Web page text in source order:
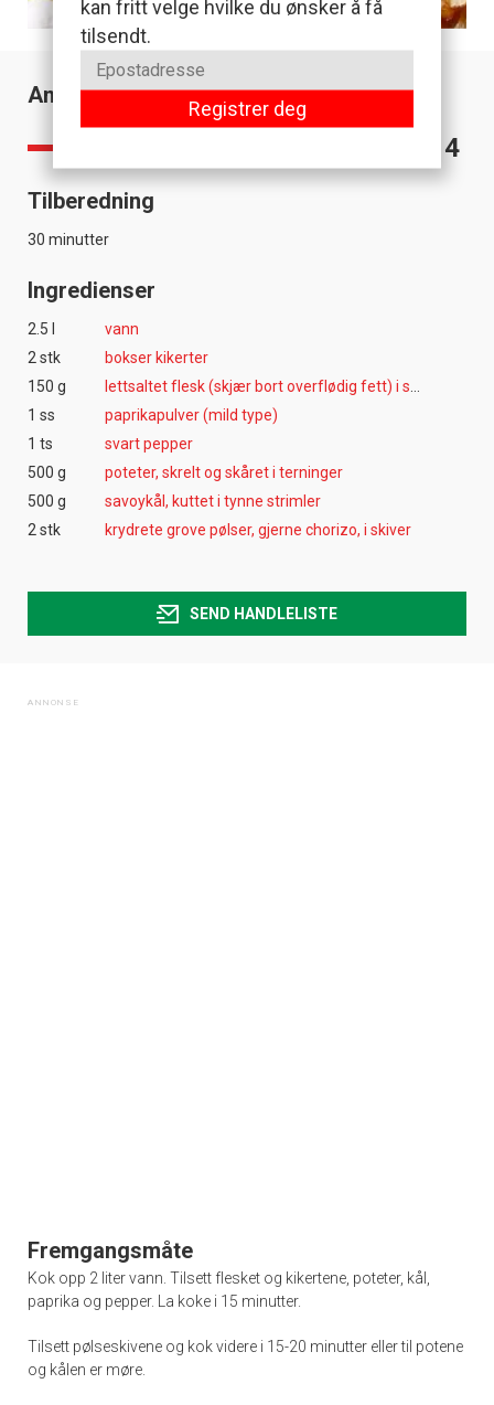
kan fritt velge hvilke du ønsker å få
tilsendt.
Registrer deg
Antall porsjoner
4
Tilberedning
30 minutter
Ingredienser
2.5 l
vann
2 stk
bokser kikerter
150 g
1 ss
paprikapulver (mild type)
1 ts
svart pepper
500 g
poteter, skrelt og skåret i terninger
500 g
savoykål, kuttet i tynne strimler
2 stk
krydrete grove pølser, gjerne chorizo, i skiver
SEND HANDLELISTE
Fremgangsmåte
Kok opp 2 liter vann. Tilsett flesket og kikertene, poteter, kål,
paprika og pepper. La koke i 15 minutter.
Tilsett pølseskivene og kok videre i 15-20 minutter eller til potene
og kålen er møre.